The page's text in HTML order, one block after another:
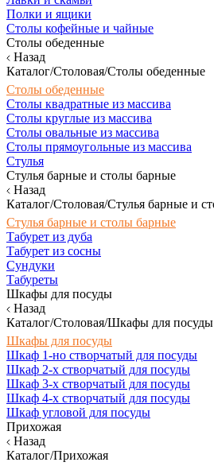
Полки и ящики
Столы кофейные и чайные
Столы обеденные
Назад
Каталог/Столовая/Столы обеденные
Столы обеденные
Столы квадратные из массива
Столы круглые из массива
Столы овальные из массива
Столы прямоугольные из массива
Стулья
Стулья барные и столы барные
Назад
Каталог/Столовая/Стулья барные и
Стулья барные и столы барные
Табурет из дуба
Табурет из сосны
Сундуки
Табуреты
Шкафы для посуды
Назад
Каталог/Столовая/Шкафы для посуды
Шкафы для посуды
Шкаф 1-но створчатый для посуды
Шкаф 2-х створчатый для посуды
Шкаф 3-х створчатый для посуды
Шкаф 4-х створчатый для посуды
Шкаф угловой для посуды
Прихожая
Назад
Каталог/Прихожая